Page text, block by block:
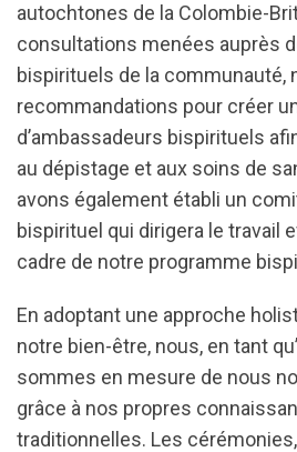
autochtones de la Colombie-
consultations menées auprès
bispirituels de la communauté,
recommandations pour créer
d’ambassadeurs bispirituels
au dépistage et aux soins de
avons également établi un
bispirituel qui dirigera le travail
cadre de notre programme
En adoptant une approche
notre bien-être, nous, en tant
sommes en mesure de nous
grâce à nos propres
traditionnelles. Les